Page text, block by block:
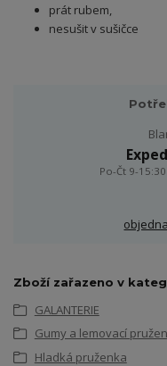
prát rubem,
nesušit v sušičce
Po-Čt 9-
Zboží zařazeno v
GALANTERIE
Gumy a lemovací
Hladká pruženka